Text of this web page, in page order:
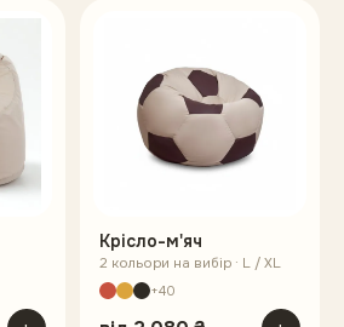
Крісло-м'яч
2 кольори на вибір · L / XL
+40